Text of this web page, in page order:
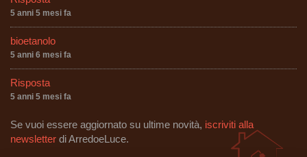
5 anni 5 mesi fa
bioetanolo
5 anni 6 mesi fa
Risposta
5 anni 5 mesi fa
Se vuoi essere aggiornato su ultime novità, iscriviti alla
newsletter di ArredoeLuce.